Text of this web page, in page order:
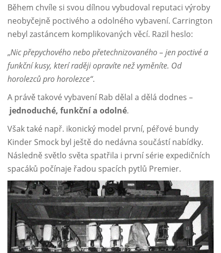
Během chvíle si svou dílnou vybudoval reputaci výroby
neobyčejně poctivého a odolného vybavení. Carrington
nebyl zastáncem komplikovaných věcí. Razil heslo:
„Nic přepychového nebo přetechnizovaného – jen poctivé a
funkční kusy, kterí raději opravíte než vyměníte. Od
horolezců pro horolezce“.
A právě takové vybavení Rab dělal a dělá dodnes –
jednoduché, funkční a odolné.
Však také např. ikonický model první, péřové bundy
Kinder Smock byl ještě do nedávna součástí nabídky.
Následně světlo světa spatřila i první série expedičních
spacáků počínaje řadou spacích pytlů Premier.